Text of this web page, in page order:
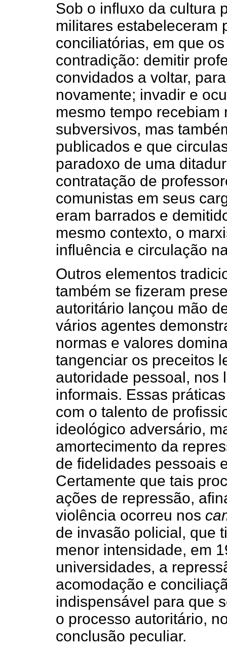
Sob o influxo da cultura
militares estabeleceram
conciliatórias, em que
contradição: demitir
convidados a voltar,
novamente; invadir e
mesmo tempo
subversivos, mas
publicados e que
paradoxo de uma
contratação de
comunistas em seus
eram barrados e
mesmo contexto, o
influência e circulação
Outros elementos
também se fizeram
autoritário lançou mão
vários agentes
normas e valores
tangenciar os preceitos
autoridade pessoal, nos
informais. Essas
com o talento de
ideológico adversário,
amortecimento da
de fidelidades pessoais
Certamente que tais
ações de repressão,
violência ocorreu nos
de invasão policial, que
menor intensidade, em
universidades, a
acomodação e
indispensável para que
o processo autoritário,
conclusão peculiar.